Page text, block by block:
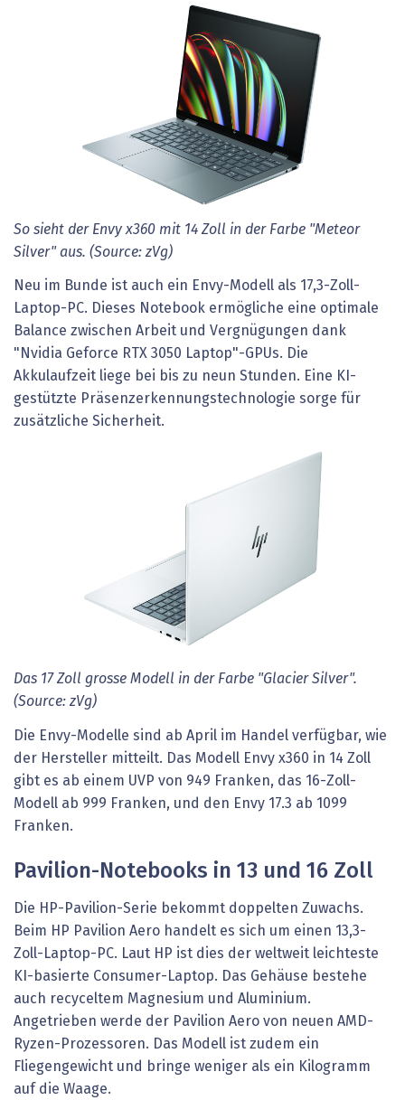
So sieht der Envy x360 mit 14 Zoll in der Farbe "Meteor
Silver" aus. (Source: zVg)
Neu im Bunde ist auch ein Envy-Modell als 17,3-Zoll-
Laptop-PC. Dieses Notebook ermögliche eine optimale
Balance zwischen Arbeit und Vergnügungen dank
"Nvidia Geforce RTX 3050 Laptop"-GPUs. Die
Akkulaufzeit liege bei bis zu neun Stunden. Eine KI-
gestützte Präsenzerkennungstechnologie sorge für
zusätzliche Sicherheit.
Das 17 Zoll grosse Modell in der Farbe "Glacier Silver".
(Source: zVg)
Die Envy-Modelle sind ab April im Handel verfügbar, wie
der Hersteller mitteilt. Das Modell Envy x360 in 14 Zoll
gibt es ab einem UVP von 949 Franken, das 16-Zoll-
Modell ab 999 Franken, und den Envy 17.3 ab 1099
Franken.
Pavilion-Notebooks in 13 und 16 Zoll
Die HP-Pavilion-Serie bekommt doppelten Zuwachs.
Beim HP Pavilion Aero handelt es sich um einen 13,3-
Zoll-Laptop-PC. Laut HP ist dies der weltweit leichteste
KI-basierte Consumer-Laptop. Das Gehäuse bestehe
auch recyceltem Magnesium und Aluminium.
Angetrieben werde der Pavilion Aero von neuen AMD-
Ryzen-Prozessoren. Das Modell ist zudem ein
Fliegengewicht und bringe weniger als ein Kilogramm
auf die Waage.